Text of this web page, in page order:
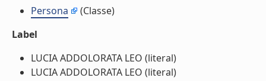
Persona
(Classe)
Label
LUCIA ADDOLORATA LEO (literal)
LUCIA ADDOLORATA LEO (literal)